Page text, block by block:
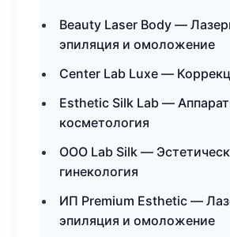
Beauty Laser Body —
эпиляция и омоложение
Center Lab Luxe —
Esthetic Silk Lab —
косметология
ООО Lab Silk —
гинекология
ИП Premium Esthetic —
эпиляция и омоложение